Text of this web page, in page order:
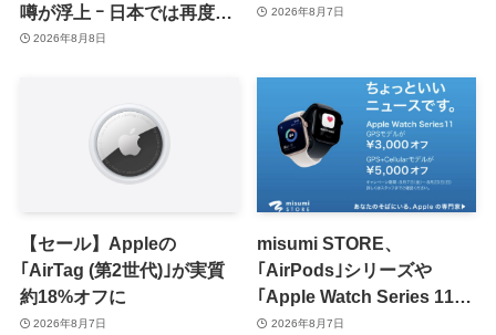
噂が浮上 ｰ 日本では再度値
上げの可能性も?!
2026年8月8日
2026年8月7日
【セール】Appleの
｢AirTag (第2世代)｣が実質
約18%オフに
2026年8月7日
misumi STORE、
｢AirPods｣シリーズや
｢Apple Watch Series 11｣
のセールを開催中
2026年8月7日